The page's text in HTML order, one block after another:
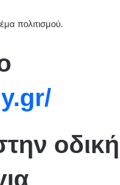
πολιτισμού.
οδική